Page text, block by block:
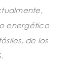
energético
de los